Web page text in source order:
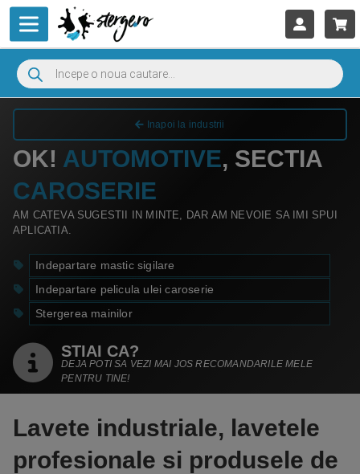
Inapoi la industrii
OK! AUTOMOTIVE, SECTIA
CAROSERIE
AM CATEVA SUGESTII IN MINTE, DAR AM NEVOIE SA IMI SPUI
APLICATIA.
Indepartare mastic sigilare
Indepartare pelicula ulei caroserie
Stergerea mainilor
STIAI CA?
DEJA POTI SA VEZI MAI JOS RECOMANDARILE MELE
PENTRU TINE!
Lavete industriale, lavetele
profesionale si produsele de